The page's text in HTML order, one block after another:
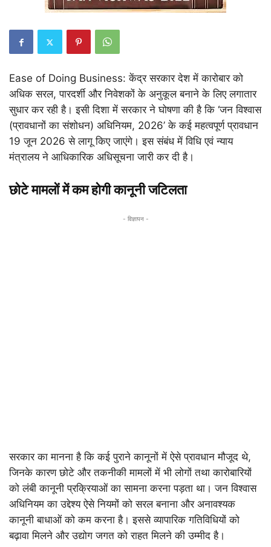
Ease of Doing Business: केंद्र सरकार देश में कारोबार को
अधिक सरल, पारदर्शी और निवेशकों के अनुकूल बनाने के लिए लगातार
सुधार कर रही है। इसी दिशा में सरकार ने घोषणा की है कि ‘जन विश्वास
(प्रावधानों का संशोधन) अधिनियम, 2026’ के कई महत्वपूर्ण प्रावधान
19 जून 2026 से लागू किए जाएंगे। इस संबंध में विधि एवं न्याय
मंत्रालय ने आधिकारिक अधिसूचना जारी कर दी है।
छोटे मामलों में कम होगी कानूनी जटिलता
- विज्ञापन -
सरकार का मानना है कि कई पुराने कानूनों में ऐसे प्रावधान मौजूद थे,
जिनके कारण छोटे और तकनीकी मामलों में भी लोगों तथा कारोबारियों
को लंबी कानूनी प्रक्रियाओं का सामना करना पड़ता था। जन विश्वास
अधिनियम का उद्देश्य ऐसे नियमों को सरल बनाना और अनावश्यक
कानूनी बाधाओं को कम करना है। इससे व्यापारिक गतिविधियों को
बढ़ावा मिलने और उद्योग जगत को राहत मिलने की उम्मीद है।